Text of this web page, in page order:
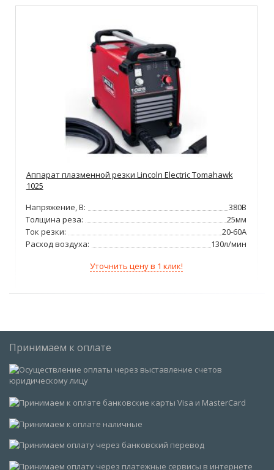
Аппарат плазменной резки Lincoln Electric Tomahawk
1025
Напряжение, В:
380В
Толщина реза:
25мм
Ток резки:
20-60А
Расход воздуха:
130л/мин
Уточнить цену в 1 клик!
Принимаем к оплате